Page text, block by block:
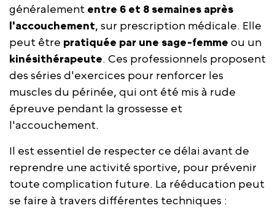
généralement entre 6 et 8 semaines après
l'accouchement, sur prescription médicale. Elle
peut être pratiquée par une sage-femme ou un
kinésithérapeute. Ces professionnels proposent
des séries d'exercices pour renforcer les
muscles du périnée, qui ont été mis à rude
épreuve pendant la grossesse et
l'accouchement.
Il est essentiel de respecter ce délai avant de
reprendre une activité sportive, pour prévenir
toute complication future. La rééducation peut
se faire à travers différentes techniques :